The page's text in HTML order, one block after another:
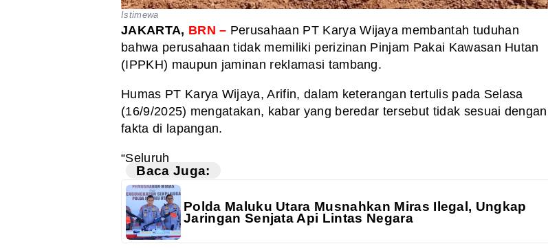
Istimewa
JAKARTA, BRN – Perusahaan PT Karya Wijaya membantah tuduhan
bahwa perusahaan tidak memiliki perizinan Pinjam Pakai Kawasan Hutan
(IPPKH) maupun jaminan reklamasi tambang.
Humas PT Karya Wijaya, Arifin, dalam keterangan tertulis pada Selasa
(16/9/2025) mengatakan, kabar yang beredar tersebut tidak sesuai dengan
fakta di lapangan.
“Seluruh
Baca Juga:
Polda Maluku Utara Musnahkan Miras Ilegal, Ungkap
Jaringan Senjata Api Lintas Negara